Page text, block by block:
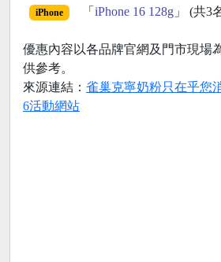
iPhone 「 iPhone 16 128g」 (共3
優惠內容以各品牌官網及門市現場
供參考。
來源連結： 雀巢克寧奶粉只在乎您
6活動網站